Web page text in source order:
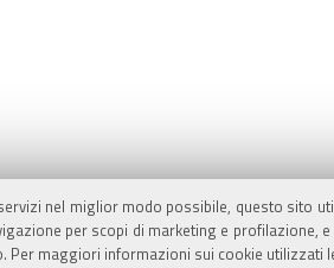
nel miglior modo possibile, questo sito
per scopi di marketing e
Per maggiori informazioni sui cookie utilizzati